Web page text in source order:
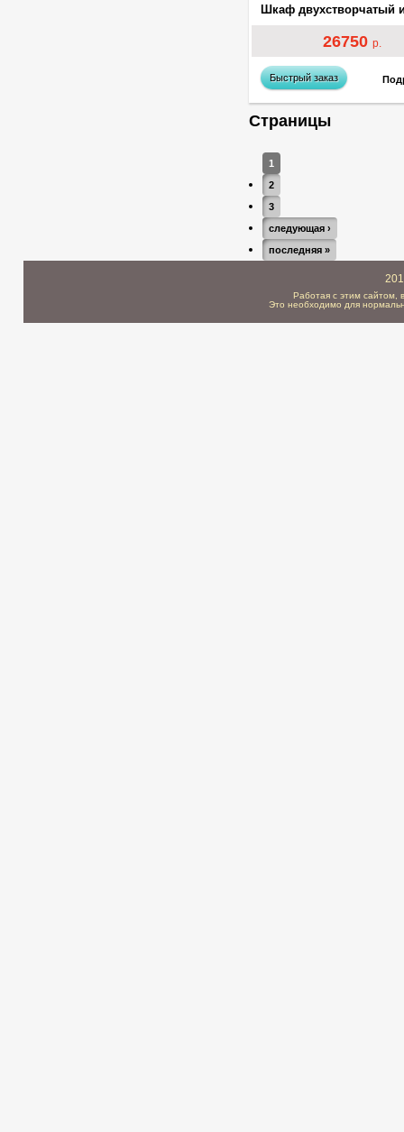
26750р.
Быстрый заказ
Страницы
1
2
3
следующая ›
последняя »
Работая с этим сайтом,
Это необходимо для